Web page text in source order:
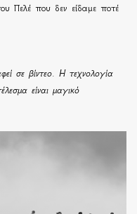
Πελέ που δεν είδαμε ποτέ
σε βίντεο. Η τεχνολογία
είναι μαγικό